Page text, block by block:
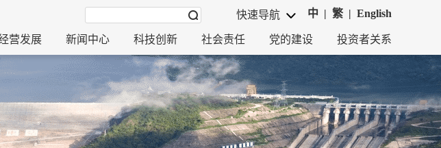
快速导航 中 | 繁 | English
营发展 新闻中心 科技创新 社会责任 党的建设 投资者关系